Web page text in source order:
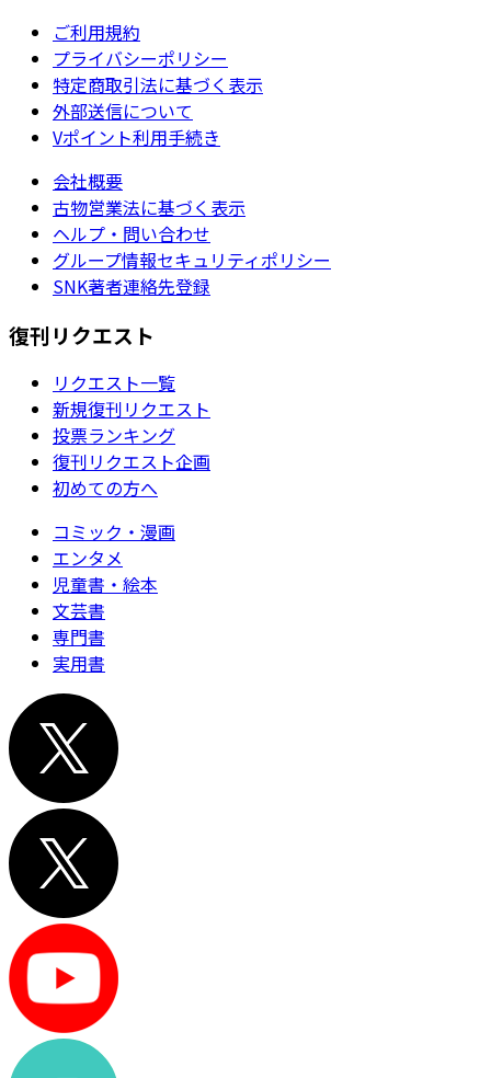
ご利用規約
プライバシーポリシー
特定商取引法に基づく表示
外部送信について
Vポイント利用手続き
会社概要
古物営業法に基づく表示
ヘルプ・問い合わせ
グループ情報セキュリティポリシー
SNK著者連絡先登録
復刊リクエスト
リクエスト一覧
新規復刊リクエスト
投票ランキング
復刊リクエスト企画
初めての方へ
コミック・漫画
エンタメ
児童書・絵本
文芸書
専門書
実用書